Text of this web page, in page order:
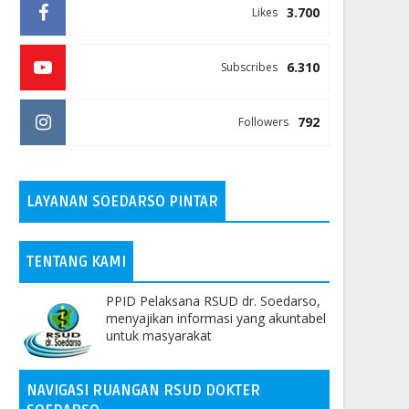
3.700
Likes
6.310
Subscribes
792
Followers
LAYANAN SOEDARSO PINTAR
TENTANG KAMI
PPID Pelaksana RSUD dr. Soedarso,
menyajikan informasi yang akuntabel
untuk masyarakat
NAVIGASI RUANGAN RSUD DOKTER